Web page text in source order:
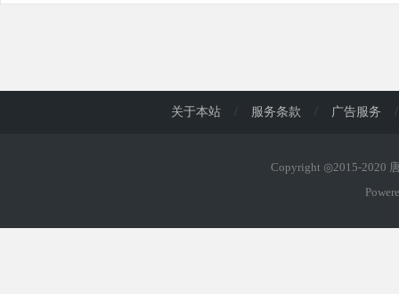
关于本站 / 服务条款 / 广告服务 /
Copyright ◎2015-2020